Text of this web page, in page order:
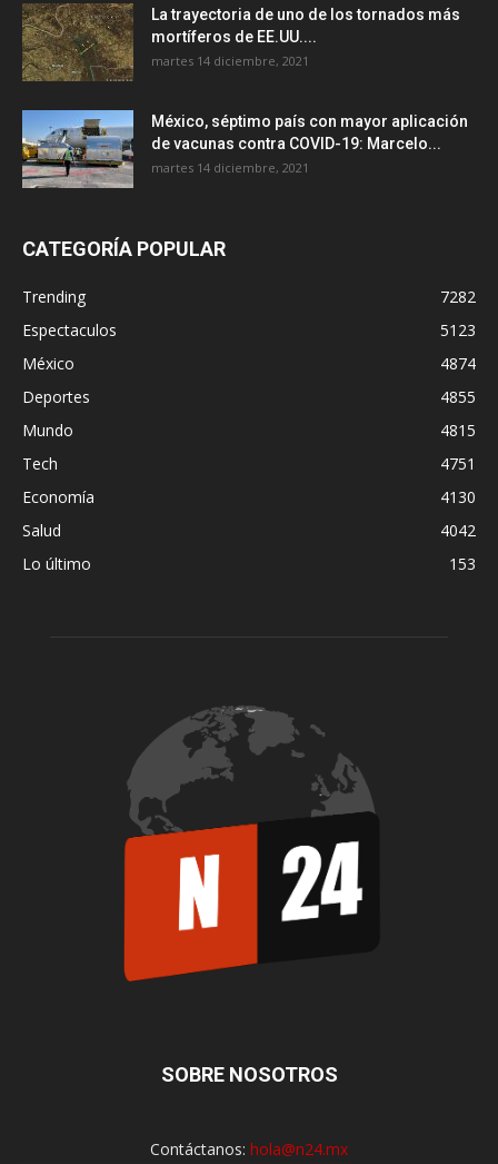
La trayectoria de uno de los tornados más
mortíferos de EE.UU....
martes 14 diciembre, 2021
México, séptimo país con mayor aplicación
de vacunas contra COVID-19: Marcelo...
martes 14 diciembre, 2021
CATEGORÍA POPULAR
Trending
7282
Espectaculos
5123
México
4874
Deportes
4855
Mundo
4815
Tech
4751
Economía
4130
Salud
4042
Lo último
153
SOBRE NOSOTROS
Contáctanos: hola@n24.mx